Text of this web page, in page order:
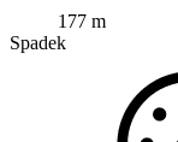
177 m
Spadek